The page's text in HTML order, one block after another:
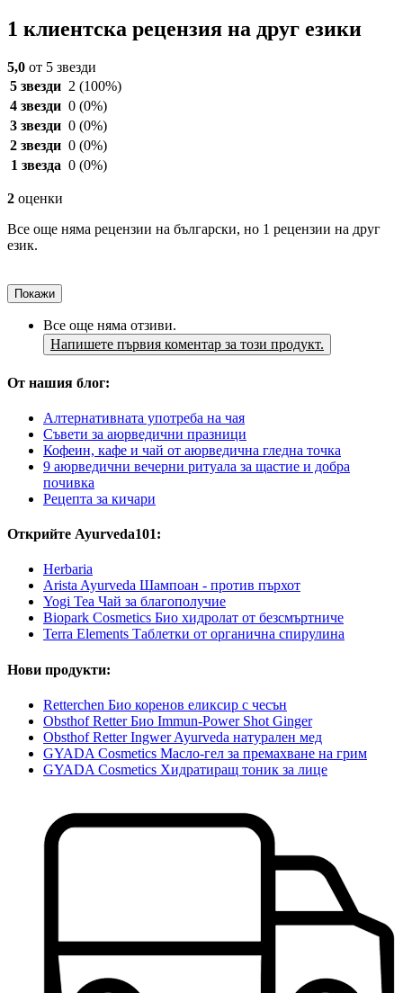
1 клиентска рецензия на друг езики
5,0 от 5 звезди
5 звезди 2 (100%)
4 звезди 0 (0%)
3 звезди 0 (0%)
2 звезди 0 (0%)
1 звезда 0 (0%)
2 оценки
Все още няма рецензии на български, но 1 рецензии на друг
език.
Покажи
Все още няма отзиви.
Напишете първия коментар за този продукт.
От нашия блог:
Алтернативната употреба на чая
Съвети за аюрведични празници
Кофеин, кафе и чай от аюрведична гледна точка
9 аюрведични вечерни ритуала за щастие и добра
почивка
Рецепта за кичари
Открийте Ayurveda101:
Herbaria
Arista Ayurveda Шампоан - против пърхот
Yogi Tea Чай за благополучие
Biopark Cosmetics Био хидролат от безсмъртниче
Terra Elements Таблетки от органична спирулина
Нови продукти:
Retterchen Био коренов еликсир с чесън
Obsthof Retter Био Immun-Power Shot Ginger
Obsthof Retter Ingwer Ayurveda натурален мед
GYADA Cosmetics Масло-гел за премахване на грим
GYADA Cosmetics Хидратиращ тоник за лице